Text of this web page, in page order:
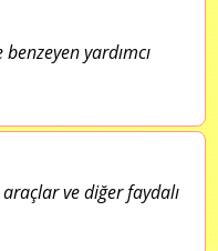
yardımcı
ve diğer faydalı